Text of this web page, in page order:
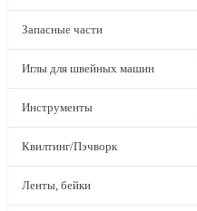
Запасные части
Иглы для швейных машин
Инструменты
Квилтинг/Пэчворк
Ленты, бейки